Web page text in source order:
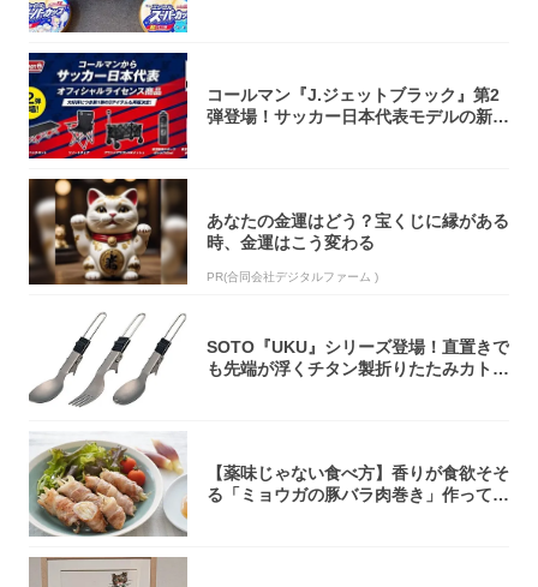
コールマン『J.ジェットブラック』第2
弾登場！サッカー日本代表モデルの新作
あなたの金運はどう？宝くじに縁がある
時、金運はこう変わる
PR(合同会社デジタルファーム )
SOTO『UKU』シリーズ登場！直置きで
も先端が浮くチタン製折りたたみカトラ
【薬味じゃない食べ方】香りが食欲そそ
る「ミョウガの豚バラ肉巻き」作ってみ